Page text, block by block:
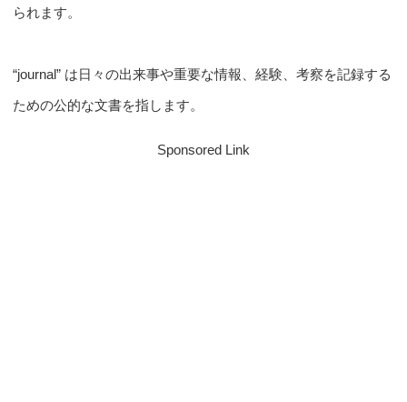
られます。
“journal” は日々の出来事や重要な情報、経験、考察を記録する
ための公的な文書を指します。
Sponsored Link